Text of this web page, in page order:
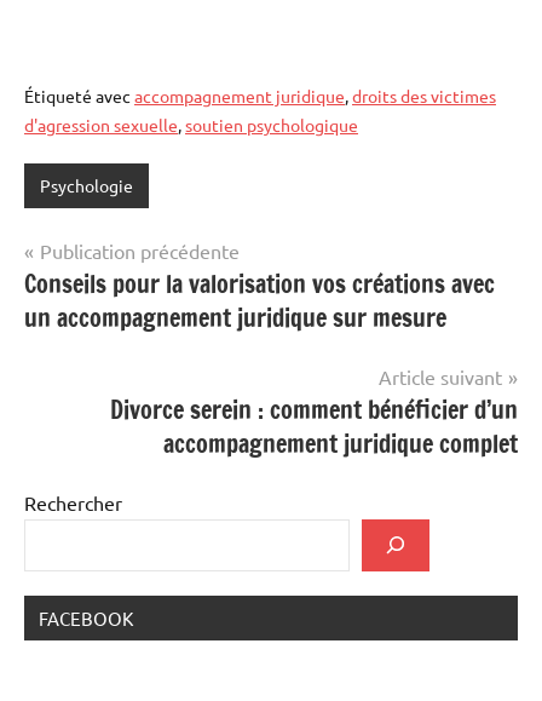
Étiqueté avec accompagnement juridique,droits des victimes
d'agression sexuelle,soutien psychologique
Psychologie
Navigation
de
l’article
Publication précédente
Conseils pour la valorisation vos créations avec
un accompagnement juridique sur mesure
Article suivant
Divorce serein : comment bénéficier d’un
accompagnement juridique complet
Rechercher
FACEBOOK